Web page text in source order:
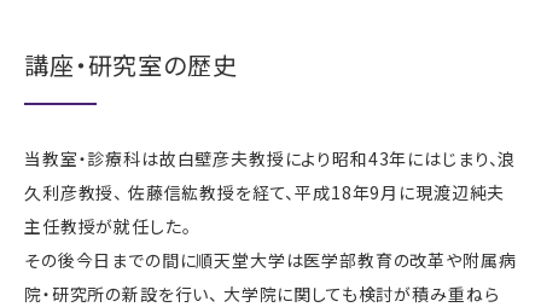
講座・研究室の歴史
当教室・診療科は故白壁彦夫教授により昭和43年にはじまり、浪
久利彦教授、 佐藤信紘教授を経て、平成18年9月に現渡辺純夫
主任教授が就任した。
その後今日までの間に順天堂大学は医学部教育の改革や附属病
院・研究所の新設を行い、 大学院に関しても検討が積み重ねら